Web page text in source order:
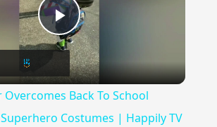
Play
Video
Overcomes Back To School
Costumes | Happily TV